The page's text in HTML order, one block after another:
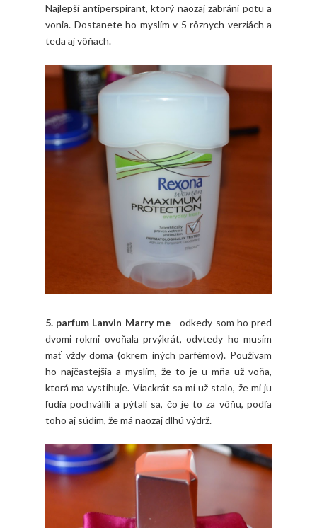
Najlepší antiperspirant, ktorý naozaj zabráni potu a
vonia. Dostanete ho myslím v 5 rôznych verziách a
teda aj vôňach.
5. parfum Lanvin Marry me- odkedy som ho pred
dvomi rokmi ovoňala prvýkrát, odvtedy ho musím
mať vždy doma (okrem iných parfémov). Používam
ho najčastejšia a myslím, že to je u mňa už voňa,
ktorá ma vystihuje. Viackrát sa mi už stalo, že mi ju
ľudia pochválili a pýtali sa, čo je to za vôňu, podľa
toho aj súdim, že má naozaj dlhú výdrž.